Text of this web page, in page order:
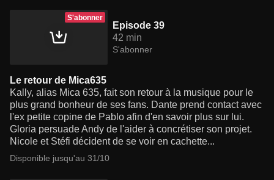
S'abonner
Episode 39
42 min
S'abonner
Le retour de Mica635
Kally, alias Mica 635, fait son retour à la musique pour le
plus grand bonheur de ses fans. Dante prend contact avec
l'ex petite copine de Pablo afin d'en savoir plus sur lui.
Gloria persuade Andy de l'aider à concrétiser son projet.
Nicole et Stéfi décident de se voir en cachette...
Disponible jusqu'au 31/10